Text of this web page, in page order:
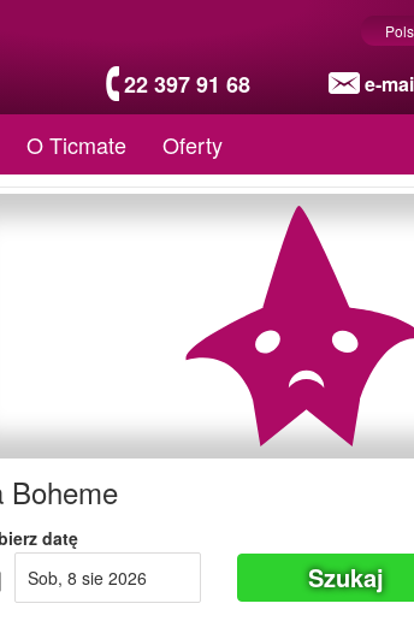
22 397 91 68 e-
O Ticmate Oferty
Boheme
datę
sob, 8 sie 2026
Szukaj